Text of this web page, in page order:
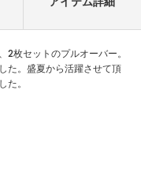
枚セットのプルオーバー。
た。盛夏から活躍させて頂
。